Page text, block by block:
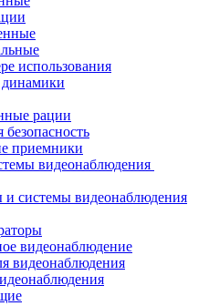
использования
рации
безопасность
приемники
видеонаблюдения
и системы видеонаблюдения
видеонаблюдение
видеонаблюдения